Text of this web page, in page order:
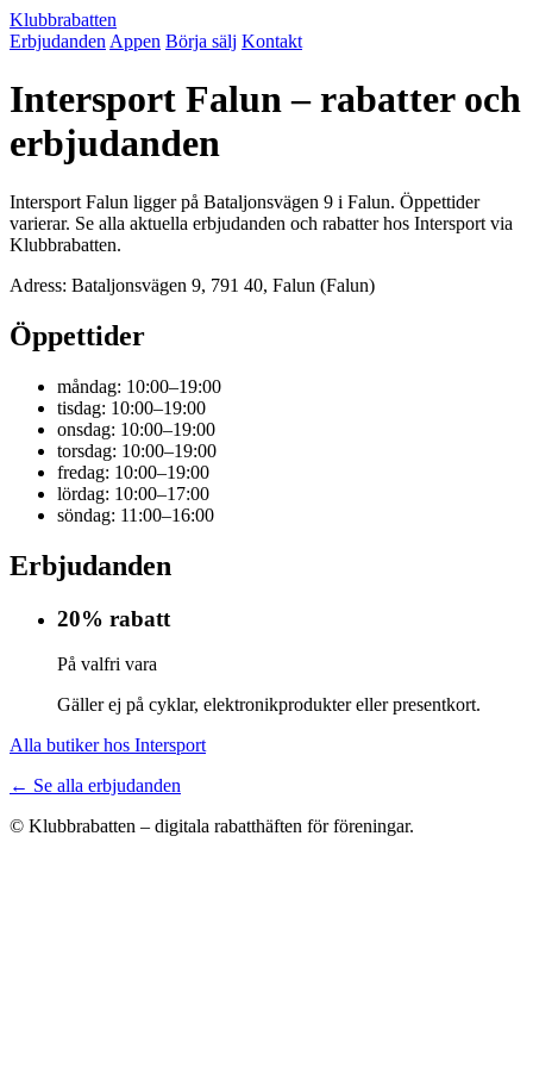
Klubbrabatten
Erbjudanden Appen Börja sälj Kontakt
Intersport Falun – rabatter och
erbjudanden
Intersport Falun ligger på Bataljonsvägen 9 i Falun. Öppettider
varierar. Se alla aktuella erbjudanden och rabatter hos Intersport via
Klubbrabatten.
Adress: Bataljonsvägen 9, 791 40, Falun (Falun)
Öppettider
måndag: 10:00–19:00
tisdag: 10:00–19:00
onsdag: 10:00–19:00
torsdag: 10:00–19:00
fredag: 10:00–19:00
lördag: 10:00–17:00
söndag: 11:00–16:00
Erbjudanden
20% rabatt
På valfri vara
Gäller ej på cyklar, elektronikprodukter eller presentkort.
Alla butiker hos Intersport
← Se alla erbjudanden
© Klubbrabatten – digitala rabatthäften för föreningar.